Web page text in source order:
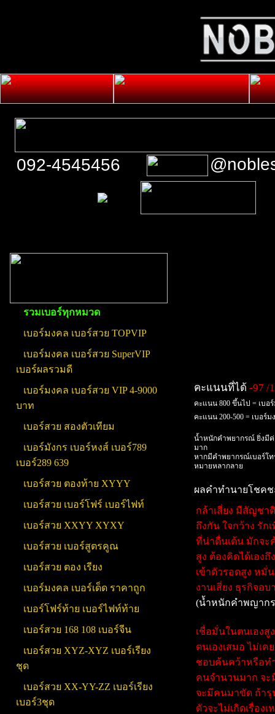
092-4545456
รวมเบอร์ทุกหมวด
เบอร์มงคล เบอร์สวย TOPVIP
เบอร์มงคล เบอร์สวย SuperVIP
เบอร์ผลรวมดี
เบอร์มงคล เบอร์สวย VIP 4-9000
บาท
เบอร์สวย สองตัวเทียม
เบอร์มังกร เบอร์หงส์ เบอร์789
เบอร์289 639
เบอร์สวย ตองท้าย XYYY
เบอร์สวย เบอร์โฟร์ เบอร์ไฟท์
เบอร์สวย XXYY XYXY
เบอร์สวย เบอร์สูตรคูณ
เบอร์สวย ตอง เรียง
เบอร์มงคล เบอร์เด็ด ราคาถูก
เบอร์โฟร์ท้าย เบอร์ไฟท์ท้าย
เบอร์สวย 168 108 เบอร์จีน
เบอร์สวย XYZ-XYZ เบอร์เรียง
ชุด
เบอร์สวย XX-YY-ZZ เบอร์เรียง
เบอร์3ชุด
คะแนนที่ได้ -97 /
คะแนน 800 ขึ้นไป = เบอ
คะแนน 200-500 = เบอร์
น้ำหนักคำพยากรณ์ ยิ่งมี
มาก
หากมีคำพยากรณ์เบอร์โ
หมายหลากลาย
ผลคำทำนายโชค
กล้าเสี่ยง มีสัญชา
ถึงกัน ใจกว้าง รัก
ที่น่าตื่นเต้น มักจะ
สูง ต้องคิดได้เอง
เข้าตัวรอดสูง หมั่
งานเสี่ยง ธุรกิจอ
(น้ำหนักคำพญาก
เชื่อมั่นในตนเองสู
ตนเองเสมอ ไม่เ
ชอบค้นคว้าหรือท
คนจำนวนมาก จะ
จะมีคนมาขัด ถ้ารุ
ตัวจะไม่เกิดเรื่อง